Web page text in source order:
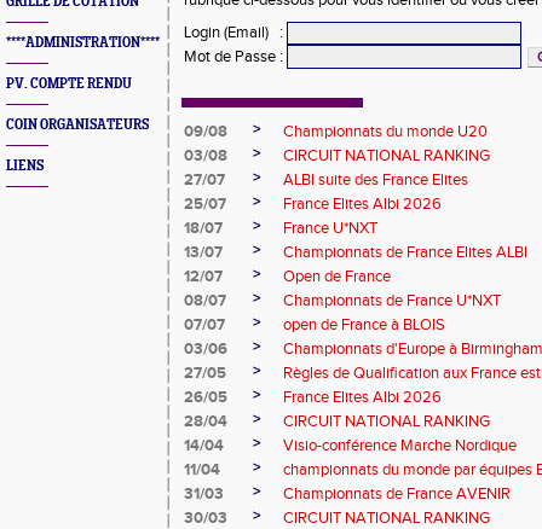
****ADMINISTRATION****
PV. COMPTE RENDU
COIN ORGANISATEURS
LIENS
Login (Email)
:
Mot de Passe :
09/08 >
Championnats du monde U20
03/08
>
CIRCUIT NATIONAL RANKING
27/07
>
ALBI suite des France Elites
25/07
>
France Elites Albi 2026
18/07
>
France U*NXT
13/07
>
Championnats de France Elites ALBI
12/07
>
Open de France
08/07
>
Championnats de France U*NXT
07/07
>
open de France à BLOIS
03/06
>
Championnats d'Europe à Birmingham
27/05
>
Règles de Qualification aux France
26/05
>
France Elites Albi 2026
28/04
>
CIRCUIT NATIONAL RANKING
14/04
>
Visio-conférence Marche Nordique
11/04
>
championnats du monde par équipes
31/03
>
Championnats de France AVENIR
30/03
>
CIRCUIT NATIONAL RANKING